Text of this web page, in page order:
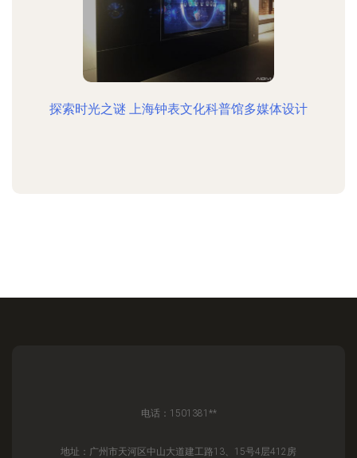
探索时光之谜 上海钟表文化科普馆多媒体设计
电话：1501381**
地址：广州市天河区中山大道建工路13、15号4层412房